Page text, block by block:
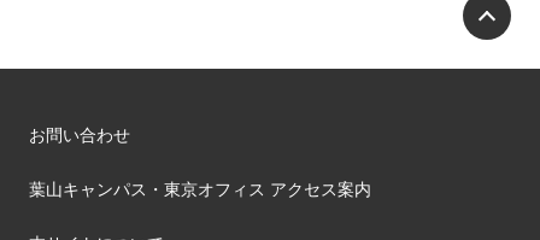
お問い合わせ
葉山キャンパス・東京オフィス アクセス案内